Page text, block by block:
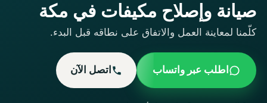
صيانة وإصلاح مكيفات في مكة
كلّمنا لمعاينة العمل والاتفاق على نطاقه قبل البدء.
اطلب عبر واتساب اتصل الآن